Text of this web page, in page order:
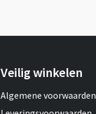
Veilig winkelen
Algemene voorwaarden